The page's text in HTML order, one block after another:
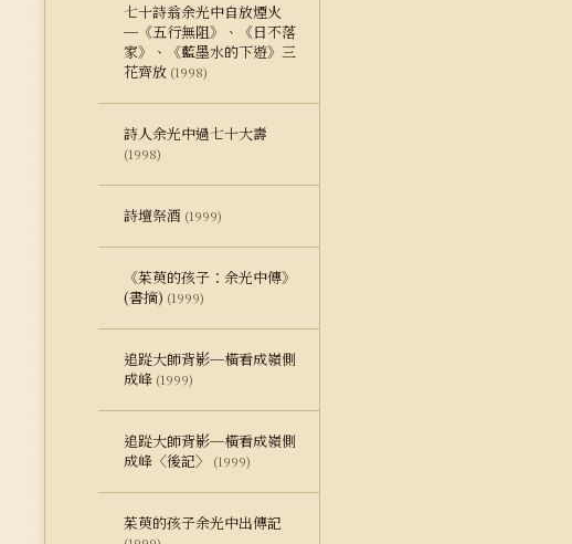
七十詩翁余光中自放煙火
─《五行無阻》、《日不落
家》、《藍墨水的下遊》三
花齊放 (1998)
詩人余光中過七十大壽
(1998)
詩壇祭酒 (1999)
《茱萸的孩子：余光中傳》
(書摘) (1999)
追踨大師背影─橫看成嶺側
成峰 (1999)
追踨大師背影─橫看成嶺側
成峰〈後記〉
(1999)
茱萸的孩子余光中出傳記